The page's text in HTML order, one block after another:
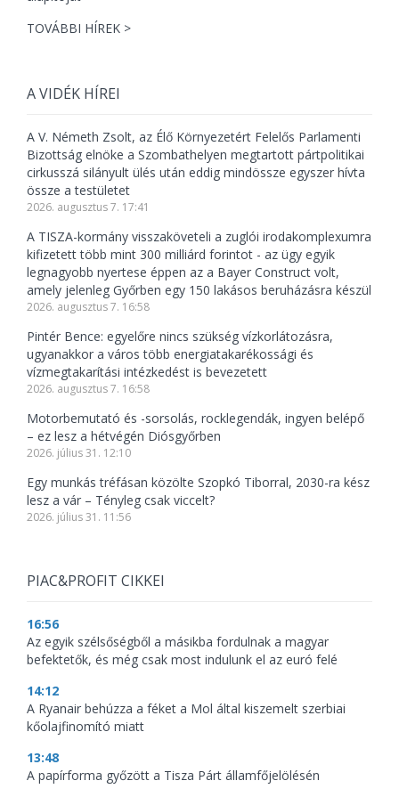
TOVÁBBI HÍREK >
A VIDÉK HÍREI
A V. Németh Zsolt, az Élő Környezetért Felelős Parlamenti
Bizottság elnöke a Szombathelyen megtartott pártpolitikai
cirkusszá silányult ülés után eddig mindössze egyszer hívta
össze a testületet
2026. augusztus 7. 17:41
A TISZA-kormány visszaköveteli a zuglói irodakomplexumra
kifizetett több mint 300 milliárd forintot - az ügy egyik
legnagyobb nyertese éppen az a Bayer Construct volt,
amely jelenleg Győrben egy 150 lakásos beruházásra készül
2026. augusztus 7. 16:58
Pintér Bence: egyelőre nincs szükség vízkorlátozásra,
ugyanakkor a város több energiatakarékossági és
vízmegtakarítási intézkedést is bevezetett
2026. augusztus 7. 16:58
Motorbemutató és -sorsolás, rocklegendák, ingyen belépő
– ez lesz a hétvégén Diósgyőrben
2026. július 31. 12:10
Egy munkás tréfásan közölte Szopkó Tiborral, 2030-ra kész
lesz a vár – Tényleg csak viccelt?
2026. július 31. 11:56
PIAC&PROFIT CIKKEI
16:56
Az egyik szélsőségből a másikba fordulnak a magyar
befektetők, és még csak most indulunk el az euró felé
14:12
A Ryanair behúzza a féket a Mol által kiszemelt szerbiai
kőolajfinomító miatt
13:48
A papírforma győzött a Tisza Párt államfőjelölésén